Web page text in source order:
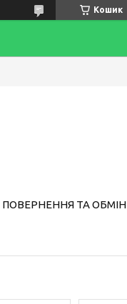
Кошик
ПОВЕРНЕННЯ ТА ОБМІН